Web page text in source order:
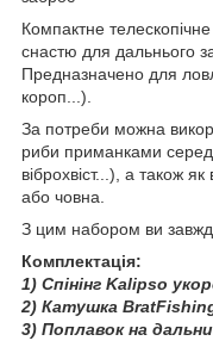
Компактне
снастю для дальнього
Предназначено для
короп...).
За потреби можна
риби приманками
віброхвіст...), а також
або човна.
З цим набором ви
Комплектація:
1) Спінінг Kalipso
2) Катушка
3) Поплавок на